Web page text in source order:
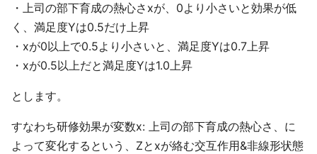
・上司の部下育成の熱心さxが、0より小さいと効果が低
く、満足度Yは0.5だけ上昇
・xが0以上で0.5より小さいと、満足度Yは0.7上昇
・xが0.5以上だと満足度Yは1.0上昇
とします。
すなわち研修効果が変数x: 上司の部下育成の熱心さ、に
よって変化するという、Zとxが絡む交互作用&非線形状態